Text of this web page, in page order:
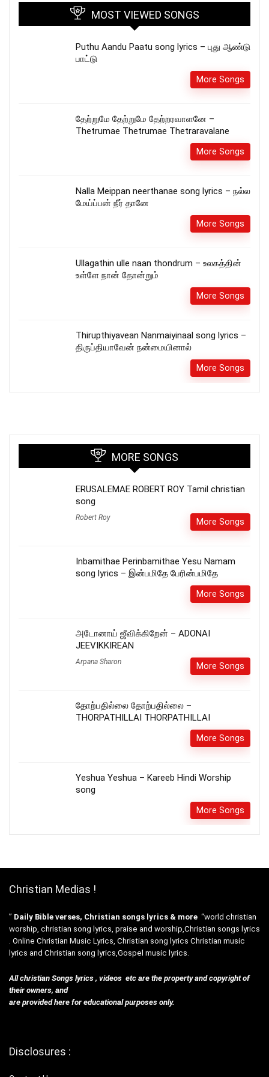
MOST VIEWED SONGS
Puthu Aandu Paatu song lyrics – புது ஆண்டு
பாட்டு
More Songs
தேற்றுமே தேற்றுமே தேற்றரவாளனே –
Thetrumae Thetrumae Thetraravalane
More Songs
Nalla Meippan neerthanae song lyrics – நல்ல
மேய்ப்பன் நீர் தானே
More Songs
Ullagathin ulle naan thondrum – உலகத்தின்
உள்ளே நான் தோன்றும்
More Songs
Thirupthiyavean Nanmaiyinaal song lyrics –
திருப்தியாவேன் நன்மையினால்
More Songs
MORE SONGS
ERUSALEMAE ROBERT ROY Tamil christian
song
Robert Roy More Songs
Inbamithae Perinbamithae Yesu Namam
song lyrics – இன்பமிதே பேரின்பமிதே
More Songs
அடோனாய் ஜீவிக்கிறேன் – ADONAI
JEEVIKKIREAN
Arpana Sharon More Songs
தோற்பதில்லை தோற்பதில்லை –
THORPATHILLAI THORPATHILLAI
More Songs
Yeshua Yeshua – Kareeb Hindi Worship
song
More Songs
Christian Medias !
” Daily Bible verses, Christian songs lyrics & more “world christian
worship, christian song lyrics, praise and worship,Christian songs lyrics
. Online Christian Music Lyrics, Christian song lyrics Christian music
lyrics and Christian song lyrics,Gospel music lyrics.
All christian Songs lyrics , videos etc are the property and copyright of
their owners, and
are provided here for educational purposes only.
Disclosures :